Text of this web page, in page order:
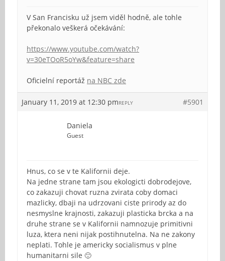
V San Francisku už jsem viděl hodně, ale tohle
překonalo veškerá očekávání:
https://www.youtube.com/watch?
v=30eTOoR5oYw&feature=share
Oficielní reportáž na NBC zde
January 11, 2019 at 12:30 pm #5901
REPLY
Daniela
Guest
Hnus, co se v te Kalifornii deje.
Na jedne strane tam jsou ekologicti dobrodejove,
co zakazuji chovat ruzna zvirata coby domaci
mazlicky, dbaji na udrzovani ciste prirody az do
nesmyslne krajnosti, zakazuji plasticka brcka a na
druhe strane se v Kalifornii namnozuje primitivni
luza, ktera neni nijak postihnutelna. Na ne zakony
neplati. Tohle je americky socialismus v plne
humanitarni sile 🙂